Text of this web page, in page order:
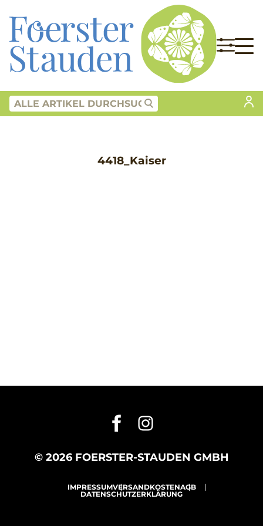
4418_Kaiser
© 2026 FOERSTER-STAUDEN GMBH
IMPRESSUMVERSANDKOSTENAGB
DATENSCHUTZERKLÄRUNG